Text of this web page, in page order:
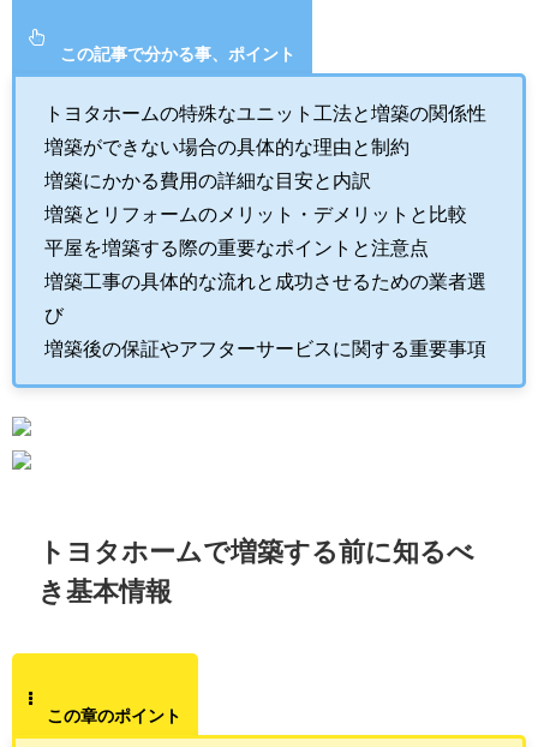
この記事で分かる事、ポイント
トヨタホームの特殊なユニット工法と増築の関係性
増築ができない場合の具体的な理由と制約
増築にかかる費用の詳細な目安と内訳
増築とリフォームのメリット・デメリットと比較
平屋を増築する際の重要なポイントと注意点
増築工事の具体的な流れと成功させるための業者選
び
増築後の保証やアフターサービスに関する重要事項
トヨタホームで増築する前に知るべ
き基本情報
この章のポイント